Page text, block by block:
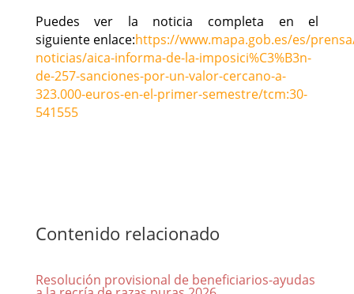
Puedes ver la noticia completa en el
siguiente enlace:https://www.mapa.gob.es/es/
noticias/aica-informa-de-la-imposici%C3%B3n-
de-257-sanciones-por-un-valor-cercano-a-
323.000-euros-en-el-primer-semestre/tcm:30-
541555
Contenido relacionado
Resolución provisional de beneficiarios-ayudas